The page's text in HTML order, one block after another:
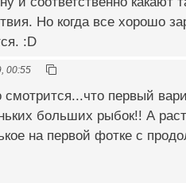
Но когда все хорошо
:D
00:55
смотрится...что первый
больших рыбок!! А
на первой фотке с